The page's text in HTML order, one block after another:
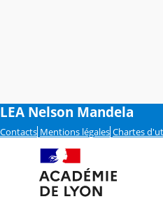
LEA Nelson Mandela
Contacts Mentions légales Chartes